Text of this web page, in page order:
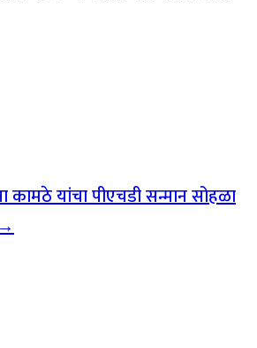
कामठे यांचा पीएचडी सन्मान सोहळा